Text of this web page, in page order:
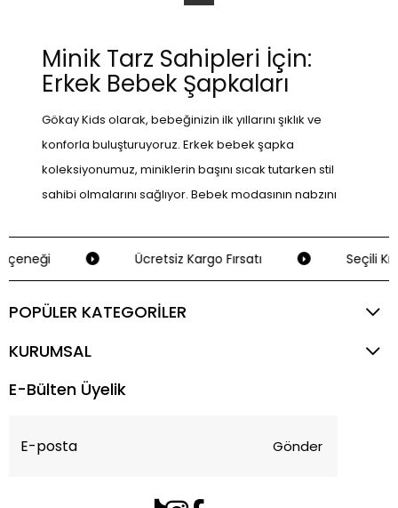
Minik Tarz Sahipleri İçin:
Erkek Bebek Şapkaları
Gökay Kids olarak, bebeğinizin ilk yıllarını şıklık ve
konforla buluşturuyoruz. Erkek bebek şapka
koleksiyonumuz, miniklerin başını sıcak tutarken stil
sahibi olmalarını sağlıyor. Bebek modasının nabzını
bir başlangıç. Haydi, gelin birlikte bu sevimli dünyaya
Penye Şapka
Caramell markası, bebek modasında adını kalitesiyle
arası bebekler için ideal bir seçim. Ekru rengiyle her
Ücretsiz Kargo Fırsatı Seçili
POPÜLER KATEGORİLER
KURUMSAL
E-Bülten Üyelik
Gönder